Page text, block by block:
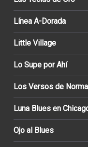
Línea A-Dorada
Little Village
Lo Supe por Ahí
Los Versos de Norma
Luna Blues en
Ojo al Blues